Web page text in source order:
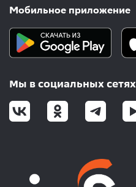
Мобильное приложение
Мы в социальных сетях